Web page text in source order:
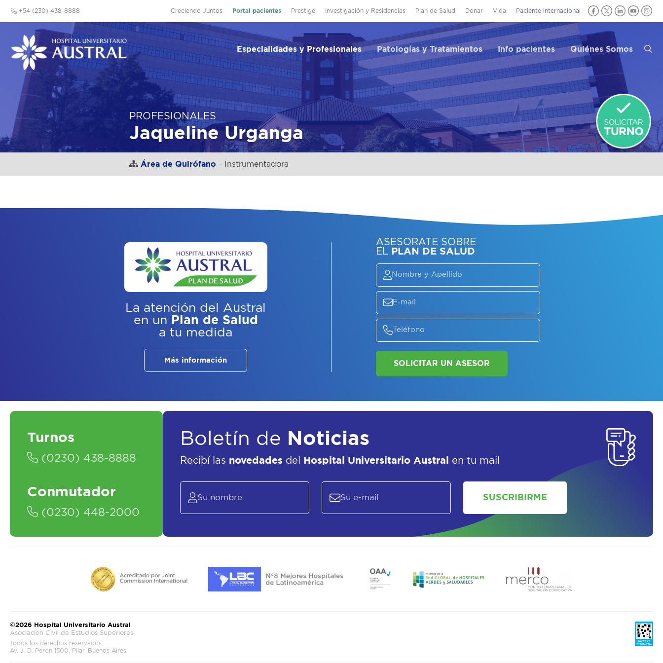
Creciendo Juntos Portal pacientes Prestige Investigación y Residencias Plan de Salud Donar Vida Paciente internacional
+54 (230) 438-8888
Especialidades y Profesionales Patologías y Tratamientos Info pacientes Quiénes Somos
PROFESIONALES
Jaqueline Urganga
Área de Quirófano - Instrumentadora
La atención del Austral
en un Plan de Salud
a tu medida
Más información
ASESORATE SOBRE
EL PLAN DE SALUD
SOLICITAR UN ASESOR
Turnos
(0230) 438-8888
Conmutador
(0230) 448-2000
Boletín de Noticias
Recibí las novedades del Hospital Universitario Austral en tu mail
SUSCRIBIRME
©2026 Hospital Universitario Austral
Asociación Civil de Estudios Superiores
Todos los derechos reservados
Av. J. D. Perón 1500, Pilar, Buenos Aires